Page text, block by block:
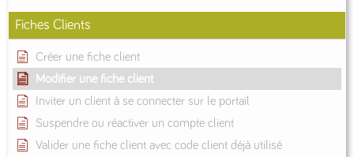
Fiches Clients
Créer une fiche client
Modifier une fiche client
Inviter un client à se connecter sur le portail
Suspendre ou réactiver un compte client
Valider une fiche client avec code client déjà utilisé